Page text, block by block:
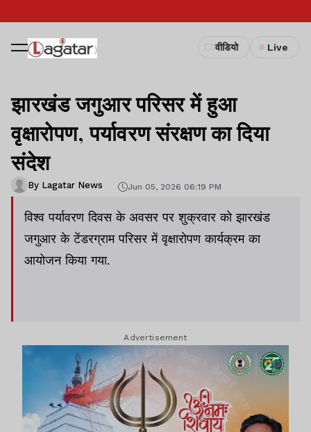
वीडियो Live
झारखंड जगुआर परिसर में हुआ
वृक्षारोपण, पर्यावरण संरक्षण का दिया
संदेश
By Lagatar News Jun 05, 2026 06:19 PM
विश्व पर्यावरण दिवस के अवसर पर शुक्रवार को झारखंड
जगुआर के टेंडरग्राम परिसर में वृक्षारोपण कार्यक्रम का
आयोजन किया गया.
Advertisement